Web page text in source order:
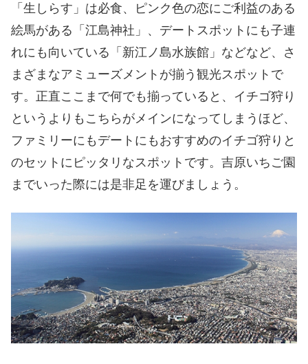
「生しらす」は必食、ピンク色の恋にご利益のある
絵馬がある「江島神社」、デートスポットにも子連
れにも向いている「新江ノ島水族館」などなど、さ
まざまなアミューズメントが揃う観光スポットで
す。正直ここまで何でも揃っていると、イチゴ狩り
というよりもこちらがメインになってしまうほど、
ファミリーにもデートにもおすすめのイチゴ狩りと
のセットにピッタリなスポットです。吉原いちご園
までいった際には是非足を運びましょう。